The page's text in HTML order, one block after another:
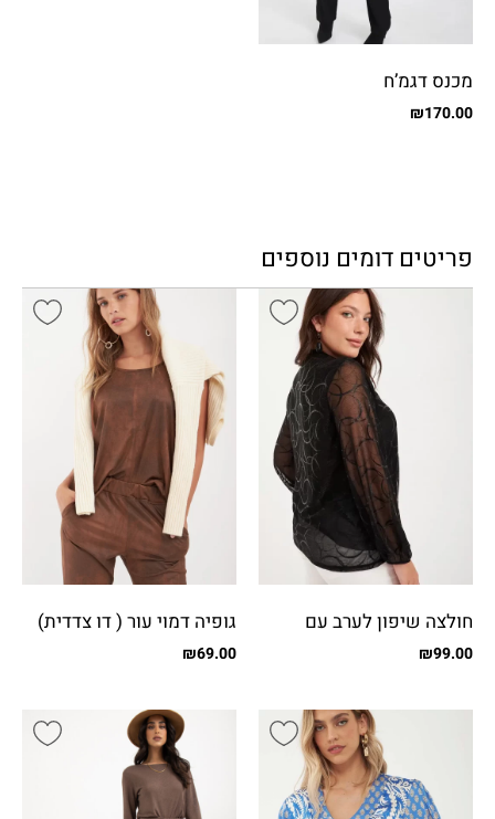
מכנס דגמ’ח
₪170.00
פריטים דומים נוספים
חולצה שיפון לערב עם
כפתורים קטנים
₪99.00
גופיה דמוי עור ( דו צדדית)
₪69.00